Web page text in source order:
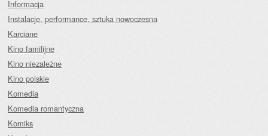
Informacja
Instalacje, performance, sztuka nowoczesna
Karciane
Kino familijne
Kino niezależne
Kino polskie
Komedia
Komedia romantyczna
Komiks